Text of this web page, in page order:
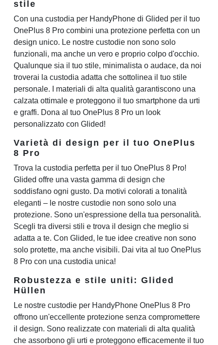
stile
Con una custodia per HandyPhone di Glided per il tuo
OnePlus 8 Pro combini una protezione perfetta con un
design unico. Le nostre custodie non sono solo
funzionali, ma anche un vero e proprio colpo d'occhio.
Qualunque sia il tuo stile, minimalista o audace, da noi
troverai la custodia adatta che sottolinea il tuo stile
personale. I materiali di alta qualità garantiscono una
calzata ottimale e proteggono il tuo smartphone da urti
e graffi. Dona al tuo OnePlus 8 Pro un look
personalizzato con Glided!
Varietà di design per il tuo OnePlus
8 Pro
Trova la custodia perfetta per il tuo OnePlus 8 Pro!
Glided offre una vasta gamma di design che
soddisfano ogni gusto. Da motivi colorati a tonalità
eleganti – le nostre custodie non sono solo una
protezione. Sono un'espressione della tua personalità.
Scegli tra diversi stili e trova il design che meglio si
adatta a te. Con Glided, le tue idee creative non sono
solo protette, ma anche visibili. Dai vita al tuo OnePlus
8 Pro con una custodia unica!
Robustezza e stile uniti: Glided
Hüllen
Le nostre custodie per HandyPhone OnePlus 8 Pro
offrono un'eccellente protezione senza compromettere
il design. Sono realizzate con materiali di alta qualità
che assorbono gli urti e proteggono efficacemente il tuo